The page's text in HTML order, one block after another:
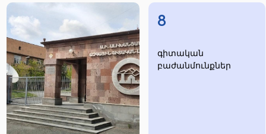
8
​​​գիտական
բաժանմունքներ